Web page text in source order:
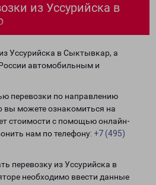
из Уссурийска в
Уссурийска в Сыктывкар, а
автомобильным и
перевозки по направлению
вы можете ознакомиться на
стоимости с помощью онлайн-
нам по телефону: +7 (495)
перевозку из Уссурийска в
необходимо ввести данные